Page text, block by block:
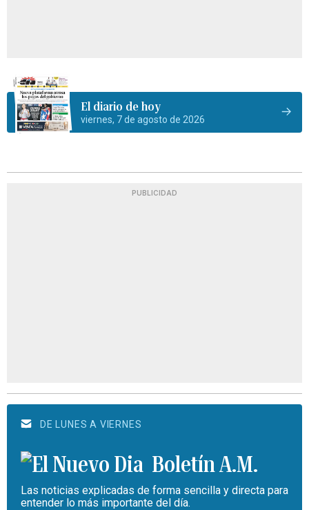
El diario de hoy
viernes, 7 de agosto de 2026
PUBLICIDAD
DE LUNES A VIERNES
Boletín A.M.
Las noticias explicadas de forma sencilla y directa para
entender lo más importante del día.